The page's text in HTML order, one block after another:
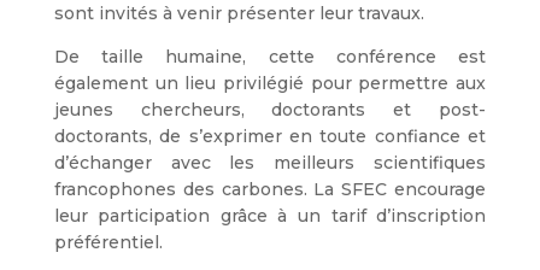
sont invités à venir présenter leur travaux.
De taille humaine, cette conférence est
également un lieu privilégié pour permettre aux
jeunes chercheurs, doctorants et post-
doctorants, de s’exprimer en toute confiance et
d’échanger avec les meilleurs scientifiques
francophones des carbones. La SFEC encourage
leur participation grâce à un tarif d’inscription
préférentiel.